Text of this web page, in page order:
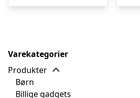
Varekategorier
Produkter
Børn
Billige gadgets